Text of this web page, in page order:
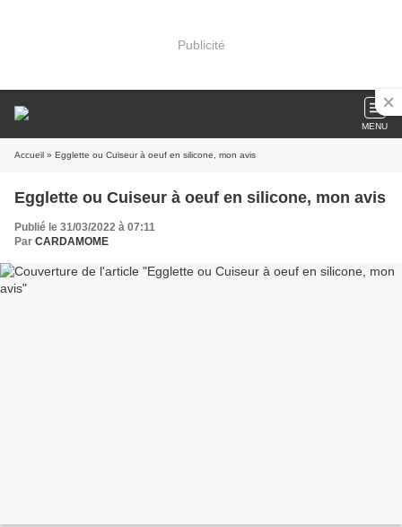
Publicité
MENU
Accueil » Egglette ou Cuiseur à oeuf en silicone, mon avis
Egglette ou Cuiseur à oeuf en silicone, mon avis
Publié le 31/03/2022 à 07:11
Par CARDAMOME